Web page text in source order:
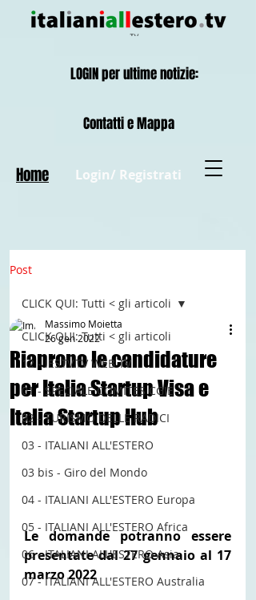
Login/ Registrati
Contatti e Mappa
Home
LOGIN per ultime notizie:
Post
CLICK QUI: Tutti < gli articoli
12 - IESTV.TV WEB TV
01 - SPECIALE COMITES CGIE
02 - TURISMO DELLE RADICI
03 - ITALIANI ALL'ESTERO
03 bis - Giro del Mondo
04 - ITALIANI ALL'ESTERO Europa
05 - ITALIANI ALL'ESTERO Africa
06 - ITALIANI ALL'ESTERO Asia
07 - ITALIANI ALL'ESTERO Australia
CLICK QUI: Tutti < gli articoli
Riaprono le candidature
per Italia Startup Visa e
Italia Startup Hub
Massimo Moietta
26 gen 2022
Le domande potranno essere
presentate dal 27 gennaio al 17
marzo 2022